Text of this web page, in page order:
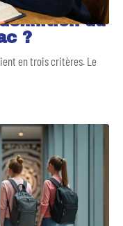
du
?
en trois critères. Le